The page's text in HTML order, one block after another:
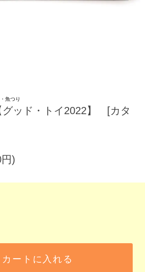
魚つり
グッド・トイ2022】 [カタ
)
カートに入れる